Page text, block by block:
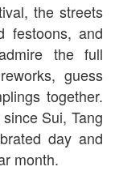
the streets
festoons, and
the full
guess
together.
Sui, Tang
day and
month.